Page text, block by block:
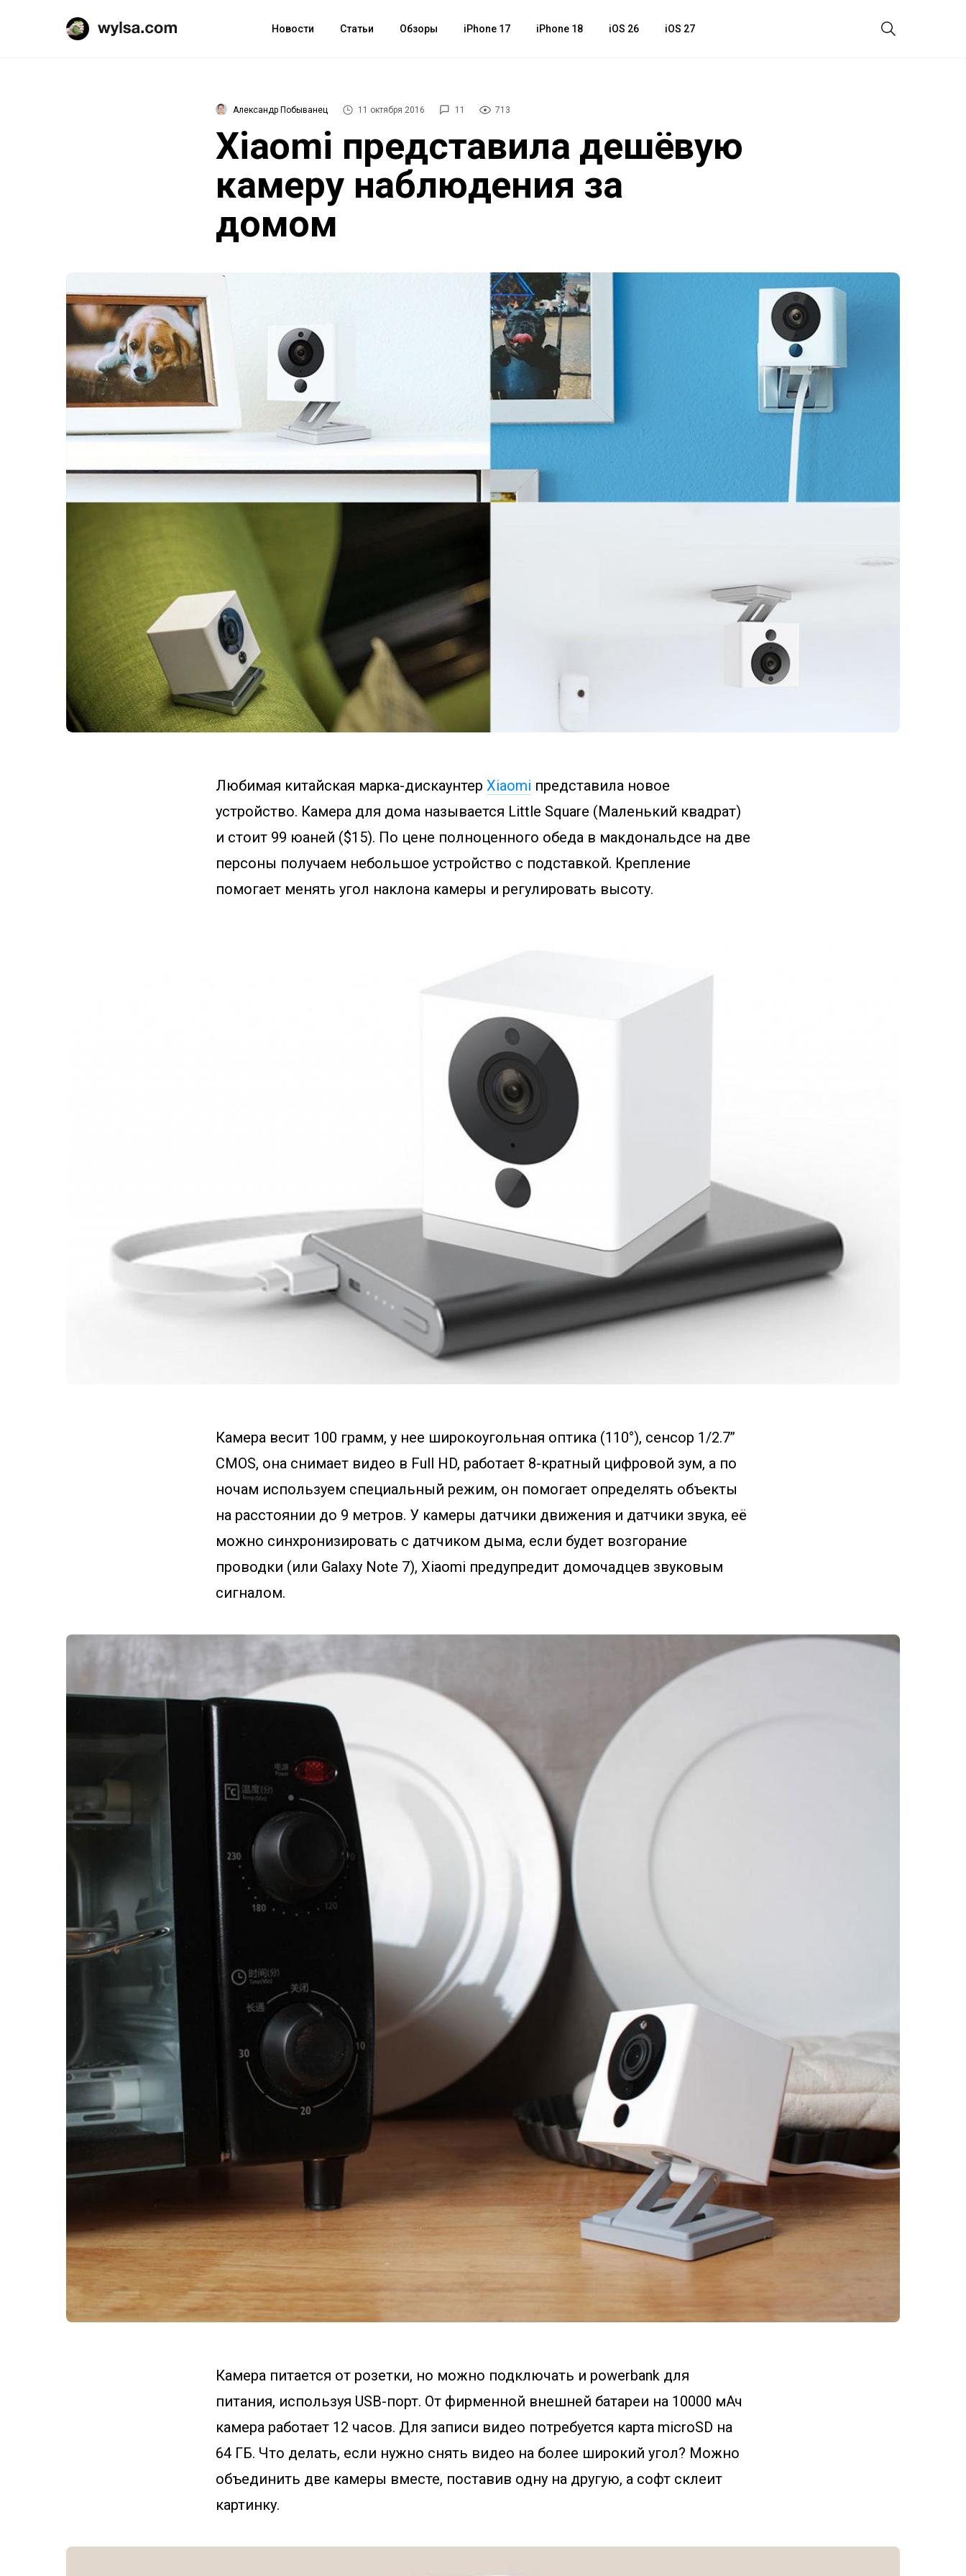
Новости Статьи Обзоры iPhone 17 iPhone 18 iOS 26 iOS 27
Александр Побыванец 11 октября 2016 11 713
Xiaomi представила дешёвую
камеру наблюдения за
домом
Любимая китайская марка-дискаунтер Xiaomi представила новое
устройство. Камера для дома называется Little Square (Маленький квадрат)
и стоит 99 юаней ($15). По цене полноценного обеда в макдональдсе на две
персоны получаем небольшое устройство с подставкой. Крепление
помогает менять угол наклона камеры и регулировать высоту.
Камера весит 100 грамм, у нее широкоугольная оптика (110°), сенсор 1/2.7’’
CMOS, она снимает видео в Full HD, работает 8-кратный цифровой зум, а по
ночам используем специальный режим, он помогает определять объекты
на расстоянии до 9 метров. У камеры датчики движения и датчики звука, её
можно синхронизировать с датчиком дыма, если будет возгорание
проводки (или Galaxy Note 7), Xiaomi предупредит домочадцев звуковым
сигналом.
Камера питается от розетки, но можно подключать и powerbank для
питания, используя USB-порт. От фирменной внешней батареи на 10000 мАч
камера работает 12 часов. Для записи видео потребуется карта microSD на
64 ГБ. Что делать, если нужно снять видео на более широкий угол? Можно
объединить две камеры вместе, поставив одну на другую, а софт склеит
картинку.